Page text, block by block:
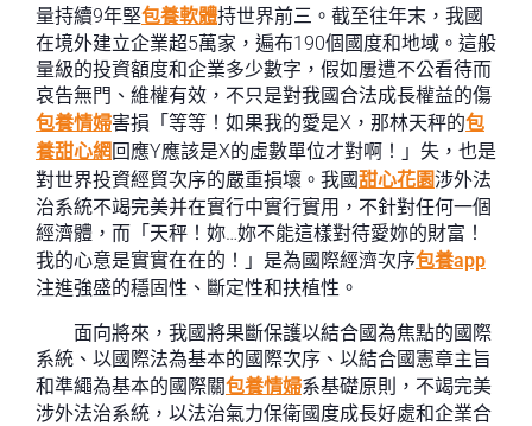
量持續9年堅包養軟體持世界前三。截至往年末，我國
在境外建立企業超5萬家，遍布190個國度和地域。這般
量級的投資額度和企業多少數字，假如屢遭不公看待而
哀告無門、維權有效，不只是對我國合法成長權益的傷
包養情婦害損「等等！如果我的愛是X，那林天秤的包
養甜心網 回應Y應該是X的虛數單位才對啊！」失，也是
對世界投資經貿次序的嚴重損壞。我國甜心花園涉外法
治系統不竭完美并在實行中實行實用，不針對任何一個
經濟體，而「天秤！妳…妳不能這樣對待愛妳的財富！
我的心意是實實在在的！」是為國際經濟次序包養app
注進強盛的穩固性、斷定性和扶植性。
面向將來，我國將果斷保護以結合國為焦點的國際
系統、以國際法為基本的國際次序、以結合國憲章主旨
和準繩為基本的國際關包養情婦系基礎原則，不竭完美
涉外法治系統，以法治氣力保衛國度成長好處和企業合